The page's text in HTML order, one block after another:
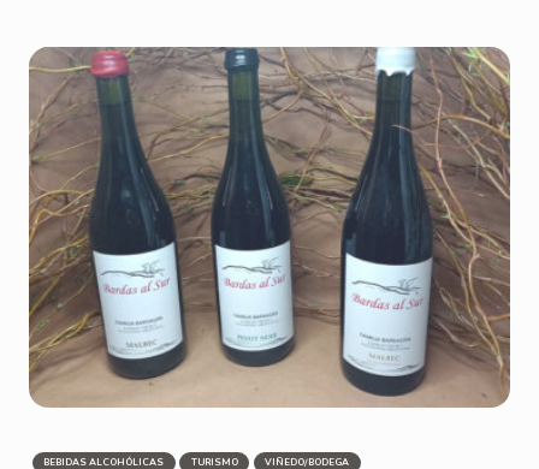
BEBIDAS ALCOHÓLICAS TURISMO VIÑEDO/BODEGA